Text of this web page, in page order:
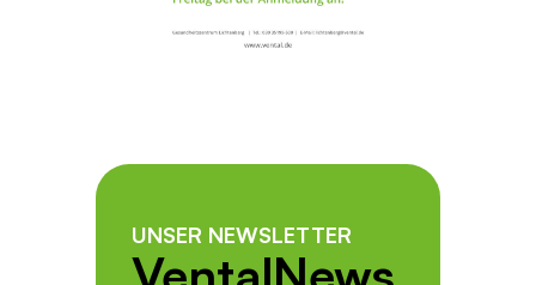
UNSER NEWSLETTER